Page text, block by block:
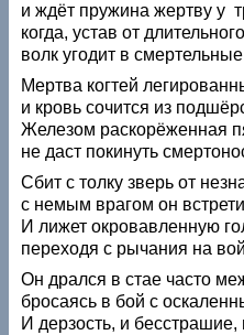
и ждёт пружина жертву у
когда, устав от
волк угодит в
Мертва когтей
и кровь сочится из
Железом раскорёженная
не даст покинуть
Сбит с толку зверь от
с немым врагом он
И лижет окровавленную
переходя с рычания на
Он дрался в стае часто
бросаясь в бой с
И дерзость, и бесстрашие,